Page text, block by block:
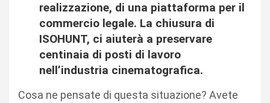
realizzazione, di una piattaforma per il
commercio legale. La chiusura di
ISOHUNT, ci aiuterà a preservare
centinaia di posti di lavoro
nell’industria cinematografica.
Cosa ne pensate di questa situazione? Avete